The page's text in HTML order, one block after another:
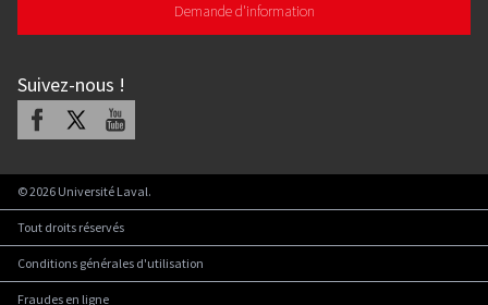
Demande d'information
Suivez-nous !
Facebook Youtube
©2026 Université Laval.
Tout droits réservés
Conditions générales d'utilisation
Fraudes en ligne